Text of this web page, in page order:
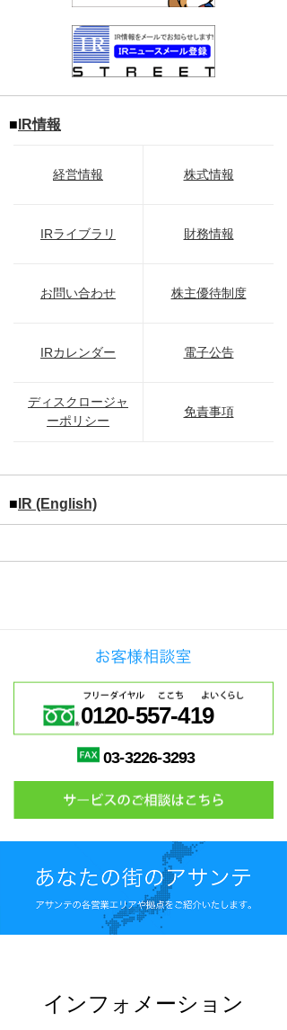
■ IR情報
経営情報 株式情報
IRライブラリ 財務情報
お問い合わせ 株主優待制度
IRカレンダー 電子公告
ディスクロージャ
ーポリシー
免責事項
■ IR (English)
0120-557-419
03-3226-3293
インフォメーション